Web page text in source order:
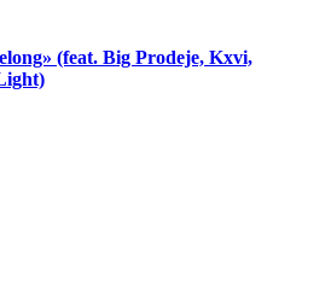
(feat. Big Prodeje, Kxvi,